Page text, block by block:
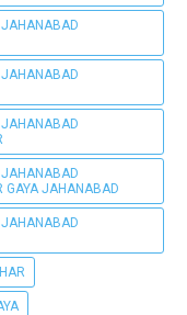
JAHANABAD
JAHANABAD
JAHANABAD
JAHANABAD
GAYA JAHANABAD
JAHANABAD